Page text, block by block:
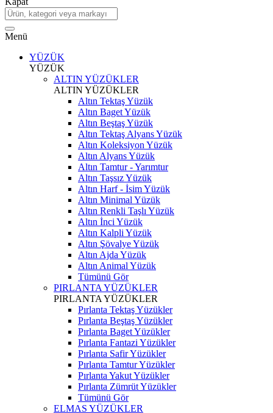
Menü
YÜZÜK
YÜZÜK
ALTIN YÜZÜKLER
ALTIN YÜZÜKLER
Altın Tektaş Yüzük
Altın Baget Yüzük
Altın Beştaş Yüzük
Altın Tektaş Alyans Yüzük
Altın Koleksiyon Yüzük
Altın Alyans Yüzük
Altın Tamtur - Yarımtur
Altın Taşsız Yüzük
Altın Harf - İsim Yüzük
Altın Minimal Yüzük
Altın Renkli Taşlı Yüzük
Altın İnci Yüzük
Altın Kalpli Yüzük
Altın Şövalye Yüzük
Altın Ajda Yüzük
Altın Animal Yüzük
Tümünü Gör
PIRLANTA YÜZÜKLER
PIRLANTA YÜZÜKLER
Pırlanta Tektaş Yüzükler
Pırlanta Beştaş Yüzükler
Pırlanta Baget Yüzükler
Pırlanta Fantazi Yüzükler
Pırlanta Safir Yüzükler
Pırlanta Tamtur Yüzükler
Pırlanta Yakut Yüzükler
Pırlanta Zümrüt Yüzükler
Tümünü Gör
ELMAS YÜZÜKLER